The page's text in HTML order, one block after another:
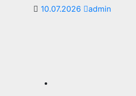
10.07.2026 admin